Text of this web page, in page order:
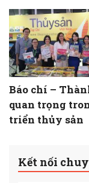
Báo chí –
quan trọng
triển thủy sản
Kết nối